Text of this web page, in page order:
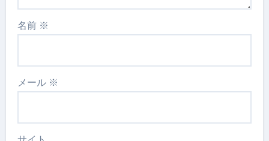
名前 ※
メール ※